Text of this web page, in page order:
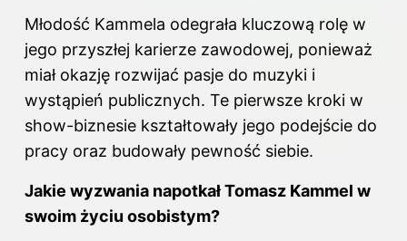
Młodość Kammela odegrała kluczową rolę w
jego przyszłej karierze zawodowej, ponieważ
miał okazję rozwijać pasje do muzyki i
wystąpień publicznych. Te pierwsze kroki w
show-biznesie kształtowały jego podejście do
pracy oraz budowały pewność siebie.
Jakie wyzwania napotkał Tomasz Kammel w
swoim życiu osobistym?